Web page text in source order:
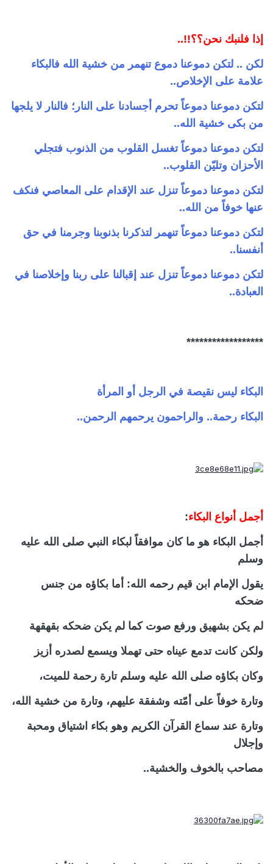
إذا فلنبك نحن؟؟!!..
لكن .. لتكن دموعنا دموع تنهمر من خشية الله فالبكاء
علامة على الإخلاص..
لتكن دموعنا دموعاً تحرم أجسادنا على النار؛ فالنار لا يلجها
من بكى خشية الله..
لتكن دموعنا دموعاً تغسل القلوب من الذنوب فتجلي
الأحزان وتليّن القلوب..
لتكن دموعنا دموعاً تنزل عند الإقدام على المعاصي فنكف
عنها خوفاً من الله..
لتكن دموعنا دموعاً تنهمر لتذكرنا بذنوبنا وجرمنا في حق
أنفسنا..
لتكن دموعنا دموعاً تنزل عند إقبالنا على ربنا وإخلاصنا في
العبادة..
******************
البكاء ليس نقيصة في الرجل أو المرأة
البكاء رحمة.. والراحمون يرحمهم الرحمن..
أجمل أنواع البكاء:
أجمل البكاء هو ما كان موافقاً لبكاء النبي صلى الله عليه
وسلم
يقول الإمام ابن قيم رحمه الله: أما بكاؤه من جنس
ضحكه
لم يكن بشهيق ورفع صوت كما لم يكن ضحكه بقهقهة
ولكن كانت تدمع عيناه حتى تهملا ويسمع لصدره أزيز
وكان بكاؤه صلى الله عليه وسلم تارة رحمة للميت،
وتارة خوفاً على أمّته وشفقة عليهم، وتارة من خشية الله،
وتارة عند سماع القرآن الكريم وهو بكاء اشتياق ومحبة
وإجلال
مصاحب بالخوف والخشية..